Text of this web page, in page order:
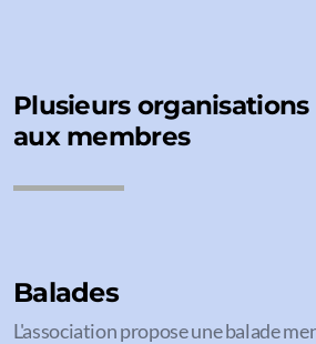
Plusieurs
aux membres
Balades
L'association propose une balade